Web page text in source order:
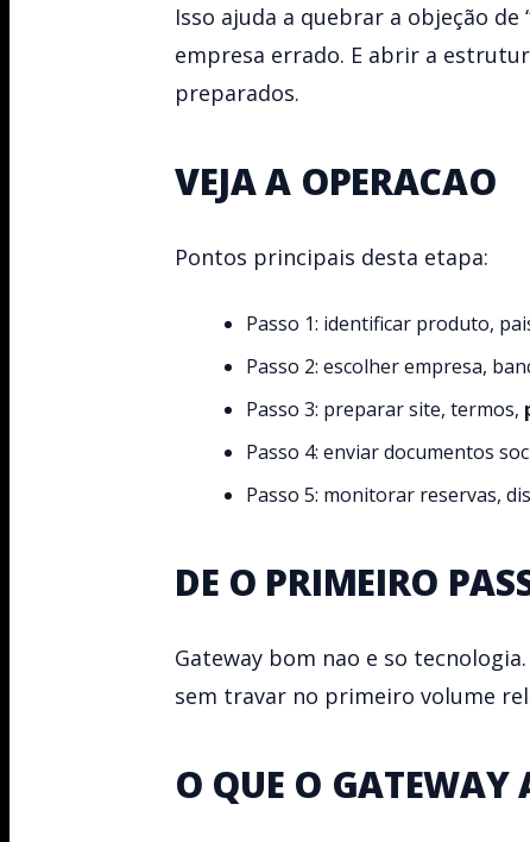
Isso ajuda a quebrar a objeção
empresa errado. E abrir a
preparados.
VEJA A OPERACAO
Pontos principais desta etapa:
Passo 1: identificar produto,
Passo 2: escolher empresa,
Passo 3: preparar site, termos,
Passo 4: enviar documentos
Passo 5: monitorar reservas,
DE O PRIMEIRO
Gateway bom nao e so tecnologia.
sem travar no primeiro volume
O QUE O GATEWAY